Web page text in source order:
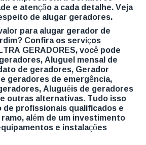
e atenção a cada detalhe. Veja
de alugar geradores.
para alugar gerador de
Confira os serviços
GERADORES, você pode
Aluguel mensal de
de geradores, Gerador
geradores de emergência,
Aluguéis de geradores
outras alternativas. Tudo isso
de profissionais qualificados e
além de um investimento
e instalações